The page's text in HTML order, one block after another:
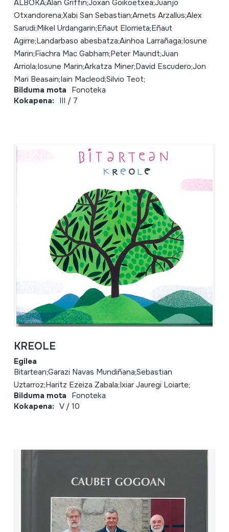
ALBOKA;Alan Griffin;Joxan Goikoetxea;Juanjo
Otxandorena;Xabi San Sebastian;Amets Arzallus;Alex
Sarudi;Mikel Urdangarin;Eñaut Elorrieta;Eñaut
Agirre;Landarbaso abesbatza;Ainhoa Larrañaga;Iosune
Marin;Fiachra Mac Gabham;Peter Maundt;Juan
Arriola;Iosune Marin;Arkatza Miner;David Escudero;Jon
Mari Beasain;Iain Macleod;Silvio Teot;
Bilduma mota Fonoteka
Kokapena: III / 7
KREOLE
Egilea
Bitartean;Garazi Navas Mundiñana;Sebastian
Uztarroz;Haritz Ezeiza Zabala;Ixiar Jauregi Loiarte;
Bilduma mota Fonoteka
Kokapena: V / 10